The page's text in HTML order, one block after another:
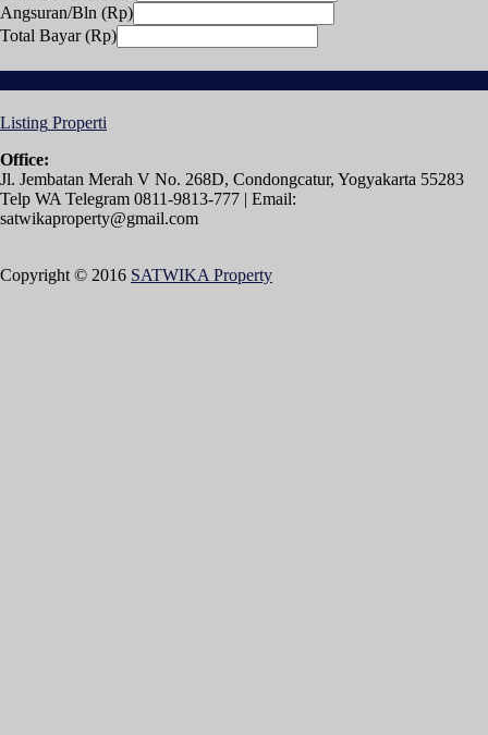
Angsuran/Bln (Rp)
Total Bayar (Rp)
Listing Properti
Office:
Jl. Jembatan Merah V No. 268D, Condongcatur, Yogyakarta 55283
Telp WA Telegram 0811-9813-777 | Email:
satwikaproperty@gmail.com
Copyright © 2016 SATWIKA Property